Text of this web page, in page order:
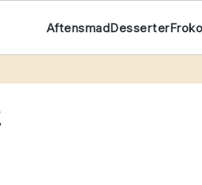
AftensmadDesserter